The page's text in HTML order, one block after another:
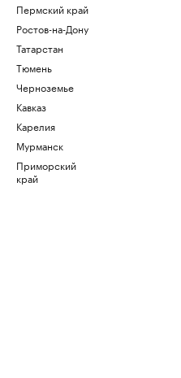
Пермский край
Ростов-на-Дону
Татарстан
Тюмень
Черноземье
Кавказ
Карелия
Мурманск
Приморский
край